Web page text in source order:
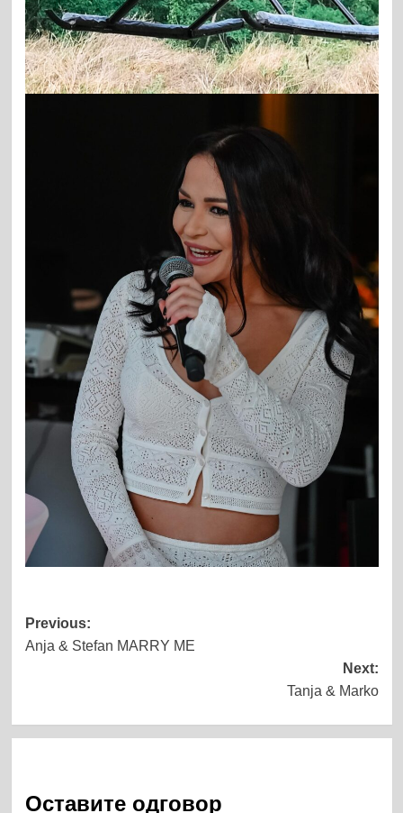
Post
navigation
Previous:
Anja & Stefan MARRY ME
Next:
Tanja & Marko
Оставите одговор